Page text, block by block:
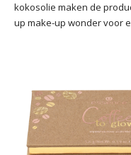
kokosolie maken de
up make-up wonder voor